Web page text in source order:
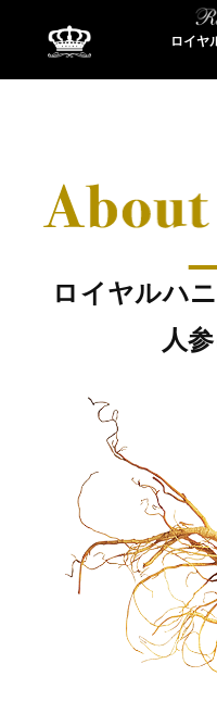
ロイヤ
ロイヤルハ
人